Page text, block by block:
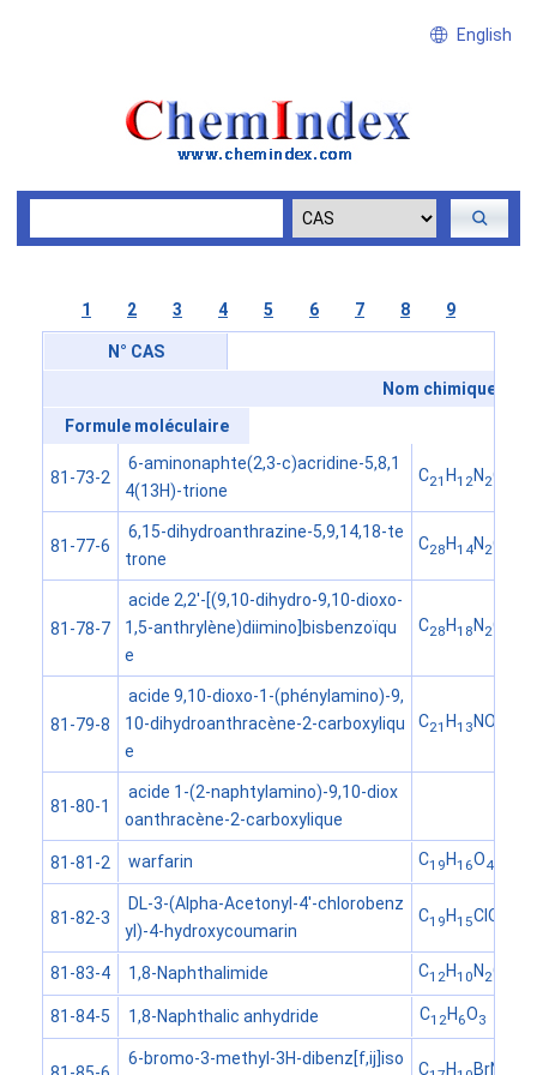
English
1 2 3 4 5 6 7 8 9
N° CAS
Nom chimique
Formule moléculaire
81-73-2
6-aminonaphte(2,3-c)acridine-5,8,1
4(13H)-trione
C21H12N 2O
81-77-6
6,15-dihydroanthrazine-5,9,14,18-te
trone
C28H14N 2O
81-78-7
acide 2,2'-[(9,10-dihydro-9,10-dioxo-
1,5-anthrylène)diimino]bisbenzoïqu
e
C28H18N 2O
81-79-8
acide 9,10-dioxo-1-(phénylamino)-9,
10-dihydroanthracène-2-carboxyliqu
e
C21H13NO
81-80-1
acide 1-(2-naphtylamino)-9,10-diox
oanthracène-2-carboxylique
81-81-2 warfarin C19H16O4
81-82-3
DL-3-(Alpha-Acetonyl-4'-chlorobenz
yl)-4-hydroxycoumarin
C19H15ClO
81-83-4 1,8-Naphthalimide C12H10N 2O
81-84-5 1,8-Naphthalic anhydride C12H 6O3
6-bromo-3-methyl-3H-dibenz[f,ij]iso
C H BrNO